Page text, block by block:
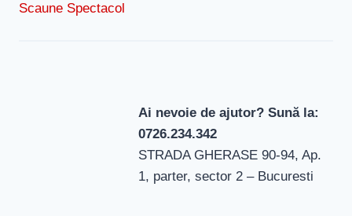
Scaune Spectacol
Ai nevoie de ajutor? Sună la:
0726.234.342
STRADA GHERASE 90-94, Ap.
1, parter, sector 2 – Bucuresti